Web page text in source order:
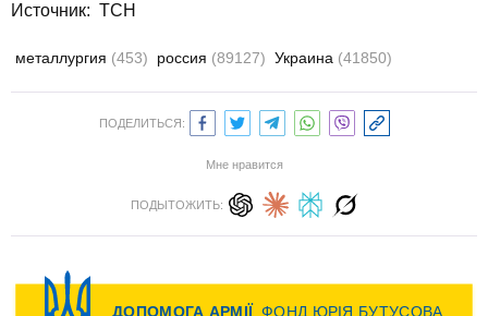
Источник: ТСН
металлургия (453) россия (89127) Украина (41850)
ПОДЕЛИТЬСЯ:
Мне нравится
ПОДЫТОЖИТЬ: